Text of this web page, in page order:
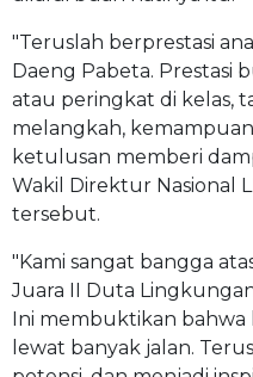
"Teruslah berprestasi
Daeng Pabeta. Prestasi
atau peringkat di kelas,
melangkah,
ketulusan memberi
Wakil Direktur Nasional
tersebut.
"Kami sangat bangga
Juara II Duta
Ini membuktikan bahwa
lewat banyak jalan.